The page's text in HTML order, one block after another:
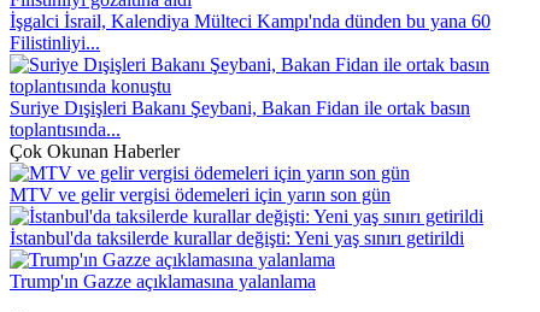
İşgalci İsrail, Kalendiya Mülteci Kampı'nda dünden bu yana 60
Filistinliyi...
Suriye Dışişleri Bakanı Şeybani, Bakan Fidan ile ortak basın
toplantısında...
Çok Okunan Haberler
MTV ve gelir vergisi ödemeleri için yarın son gün
İstanbul'da taksilerde kurallar değişti: Yeni yaş sınırı getirildi
Trump'ın Gazze açıklamasına yalanlama